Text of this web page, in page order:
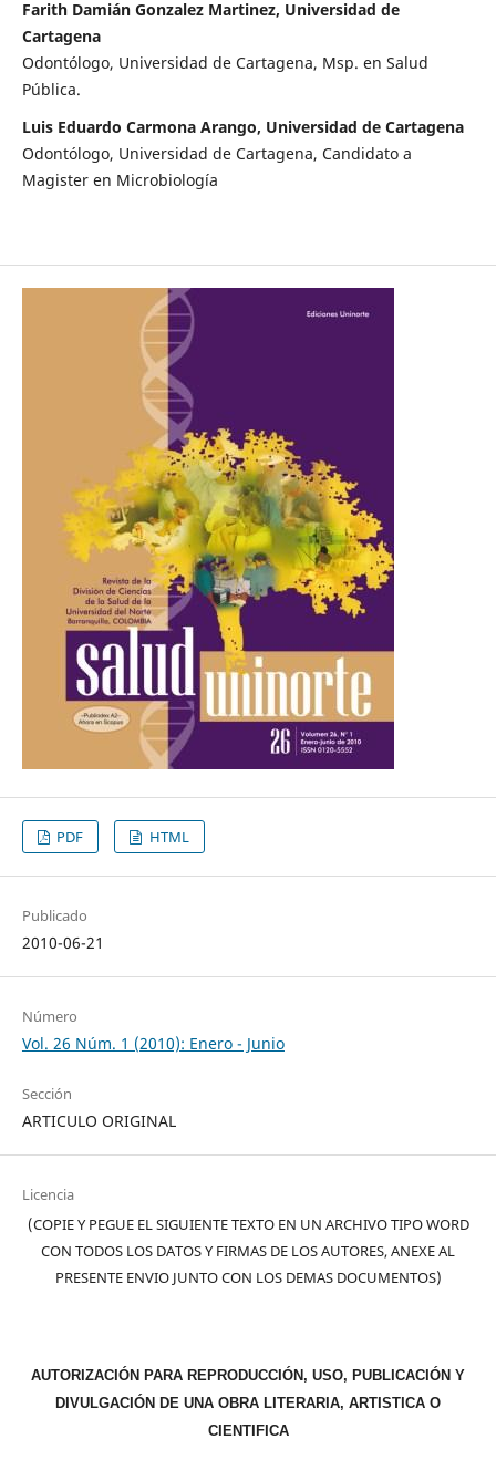
Farith Damián Gonzalez Martinez, Universidad de
Cartagena
Odontólogo, Universidad de Cartagena, Msp. en Salud
Pública.
Luis Eduardo Carmona Arango, Universidad de Cartagena
Odontólogo, Universidad de Cartagena, Candidato a
Magister en Microbiología
PDF HTML
Publicado
2010-06-21
Número
Vol. 26 Núm. 1 (2010): Enero - Junio
Sección
ARTICULO ORIGINAL
Licencia
(COPIE Y PEGUE EL SIGUIENTE TEXTO EN UN ARCHIVO TIPO WORD
CON TODOS LOS DATOS Y FIRMAS DE LOS AUTORES, ANEXE AL
PRESENTE ENVIO JUNTO CON LOS DEMAS DOCUMENTOS)
AUTORIZACIÓN PARA REPRODUCCIÓN, USO, PUBLICACIÓN Y
DIVULGACIÓN DE UNA OBRA LITERARIA, ARTISTICA O
CIENTIFICA